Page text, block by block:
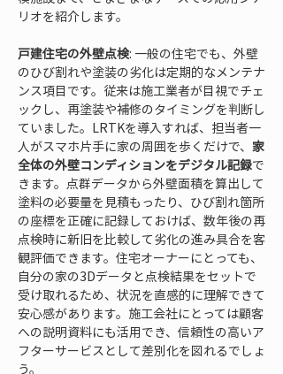
リオを紹介します。
戸建住宅の外壁点検: 一般の住宅でも、外壁
のひび割れや塗装の劣化は定期的なメンテナ
ンス項目です。従来は施工業者が目視でチェ
ックし、再塗装や補修のタイミングを判断し
ていました。LRTKを導入すれば、担当者一
人がスマホ片手に家の周囲を歩くだけで、 家
全体の外壁コンディションをデジタル記録で
きます。点群データから外壁面積を算出して
塗料の必要量を見積もったり、ひび割れ箇所
の座標を正確に記録しておけば、数年後の再
点検時に新旧を比較して劣化の進み具合を客
観評価できます。住宅オーナーにとっても、
自分の家の3Dデータと点検結果をセットで
受け取れるため、状況を直感的に理解できて
安心感があります。施工会社にとっては顧客
への説明資料にも活用でき、信頼性の高いア
フターサービスとして差別化を図れるでしょ
う。